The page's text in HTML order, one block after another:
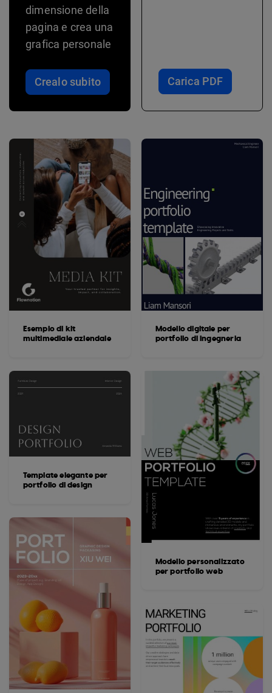
dimensione della
pagina e crea una
grafica personale
Crealo subito Carica PDF
Esempio di kit
multimediale aziendale
Template elegante per
portfolio di design
Modello digitale per
portfolio di ingegneria
Modello personalizzato
per portfolio web